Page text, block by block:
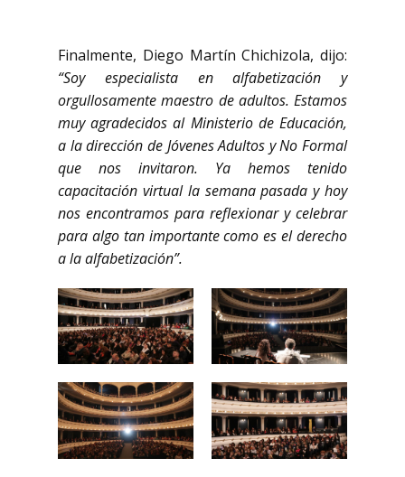
Finalmente, Diego Martín Chichizola, dijo:
“Soy especialista en alfabetización y
orgullosamente maestro de adultos. Estamos
muy agradecidos al Ministerio de Educación,
a la dirección de Jóvenes Adultos y No Formal
que nos invitaron. Ya hemos tenido
capacitación virtual la semana pasada y hoy
nos encontramos para reflexionar y celebrar
para algo tan importante como es el derecho
a la alfabetización”.